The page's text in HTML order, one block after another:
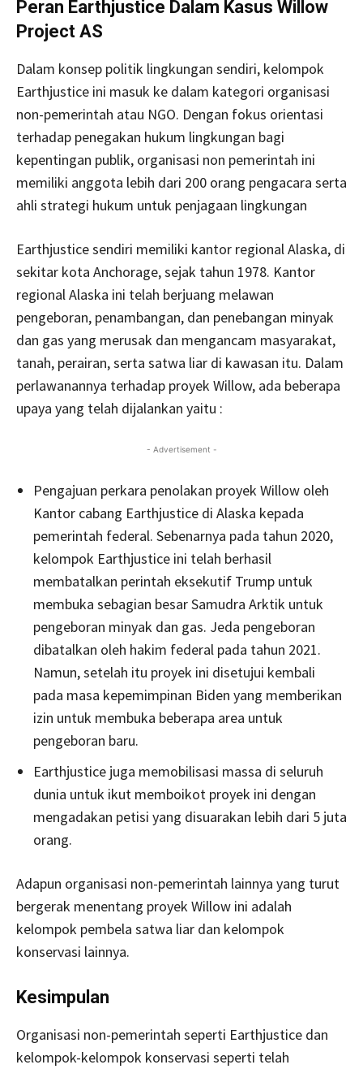
Peran Earthjustice Dalam Kasus Willow
Project AS
Dalam konsep politik lingkungan sendiri, kelompok
Earthjustice ini masuk ke dalam kategori organisasi
non-pemerintah atau NGO. Dengan fokus orientasi
terhadap penegakan hukum lingkungan bagi
kepentingan publik, organisasi non pemerintah ini
memiliki anggota lebih dari 200 orang pengacara serta
ahli strategi hukum untuk penjagaan lingkungan
Earthjustice sendiri memiliki kantor regional Alaska, di
sekitar kota Anchorage, sejak tahun 1978. Kantor
regional Alaska ini telah berjuang melawan
pengeboran, penambangan, dan penebangan minyak
dan gas yang merusak dan mengancam masyarakat,
tanah, perairan, serta satwa liar di kawasan itu. Dalam
perlawanannya terhadap proyek Willow, ada beberapa
upaya yang telah dijalankan yaitu :
- Advertisement -
Pengajuan perkara penolakan proyek Willow oleh
Kantor cabang Earthjustice di Alaska kepada
pemerintah federal. Sebenarnya pada tahun 2020,
kelompok Earthjustice ini telah berhasil
membatalkan perintah eksekutif Trump untuk
membuka sebagian besar Samudra Arktik untuk
pengeboran minyak dan gas. Jeda pengeboran
dibatalkan oleh hakim federal pada tahun 2021.
Namun, setelah itu proyek ini disetujui kembali
pada masa kepemimpinan Biden yang memberikan
izin untuk membuka beberapa area untuk
pengeboran baru.
Earthjustice juga memobilisasi massa di seluruh
dunia untuk ikut memboikot proyek ini dengan
mengadakan petisi yang disuarakan lebih dari 5 juta
orang.
Adapun organisasi non-pemerintah lainnya yang turut
bergerak menentang proyek Willow ini adalah
kelompok pembela satwa liar dan kelompok
konservasi lainnya.
Kesimpulan
Organisasi non-pemerintah seperti Earthjustice dan
kelompok-kelompok konservasi seperti telah